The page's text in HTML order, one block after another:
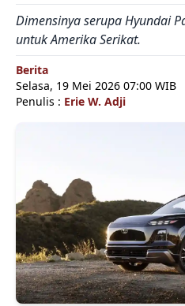
Dimensinya serupa Hyundai
untuk Amerika Serikat.
Berita
Selasa, 19 Mei 2026 07:00 WIB
Penulis : Erie W. Adji